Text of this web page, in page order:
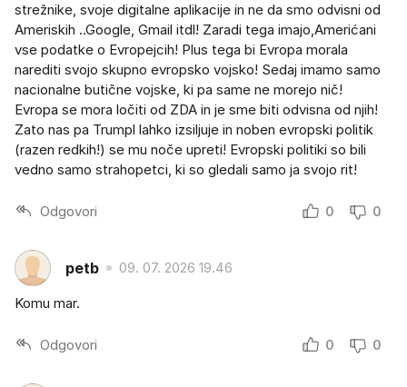
strežnike, svoje digitalne aplikacije in ne da smo odvisni od
Ameriskih ..Google, Gmail itdl! Zaradi tega imajo,Amerićani
vse podatke o Evropejcih! Plus tega bi Evropa morala
narediti svojo skupno evropsko vojsko! Sedaj imamo samo
nacionalne butične vojske, ki pa same ne morejo nič!
Evropa se mora ločiti od ZDA in je sme biti odvisna od njih!
Zato nas pa Trumpl lahko izsiljuje in noben evropski politik
(razen redkih!) se mu noče upreti! Evropski politiki so bili
vedno samo strahopetci, ki so gledali samo ja svojo rit!
Odgovori 0 0
petb 09. 07. 2026 19.46
Komu mar.
Odgovori 0 0